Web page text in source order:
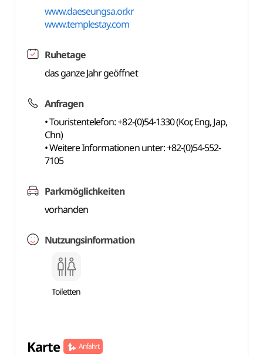
www.daeseungsa.or.kr
www.templestay.com
Ruhetage
das ganze Jahr geöffnet
Anfragen
• Touristentelefon: +82-(0)54-1330 (Kor, Eng, Jap,
Chn)
• Weitere Informationen unter: +82-(0)54-552-
7105
Parkmöglichkeiten
vorhanden
Nutzungsinformation
Toiletten
Karte Anfahrt